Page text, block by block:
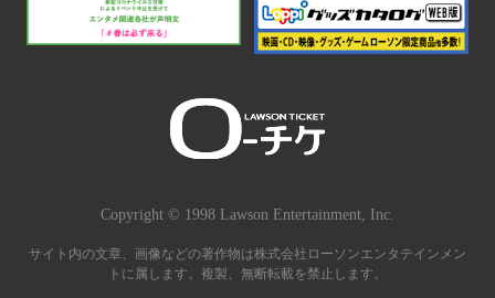
サイト内の文章、画像などの著作物は株式会社ローソンエンタテインメン
トに属します。複製、無断転載を禁止します。
Copyright © 1998 Lawson Entertainment, Inc.